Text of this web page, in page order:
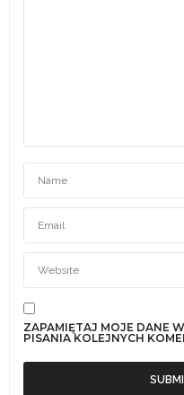
ZAPAMIĘTAJ MOJE DANE
PISANIA KOLEJNYCH